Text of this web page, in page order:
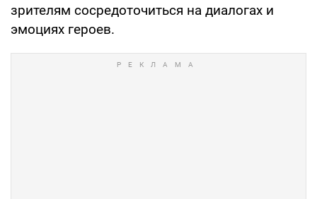
зрителям сосредоточиться на диалогах и
эмоциях героев.